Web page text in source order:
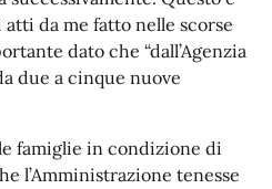
atti da me fatto nelle scorse
dato che “dall’Agenzia
due a cinque nuove
famiglie in condizione di
l’Amministrazione tenesse